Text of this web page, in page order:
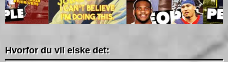
Hvorfor du vil elske det: